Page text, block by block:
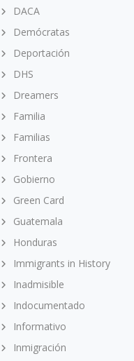
DACA
Demócratas
Deportación
DHS
Dreamers
Familia
Familias
Frontera
Gobierno
Green Card
Guatemala
Honduras
Immigrants in History
Inadmisible
Indocumentado
Informativo
Inmigración